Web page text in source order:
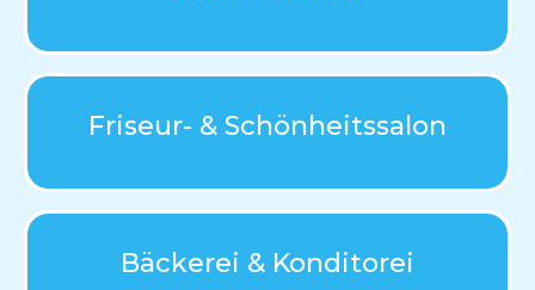
Friseur- & Schönheitssalon
Bäckerei & Konditorei